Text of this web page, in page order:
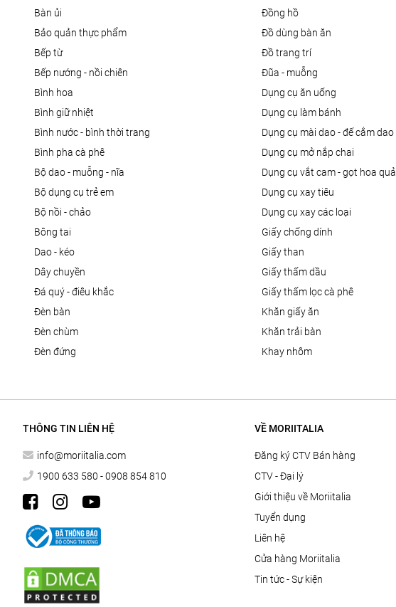
bàn ủi
bảo quản thực phẩm
bếp từ
bếp nướng - nồi chiên
bình hoa
bình giữ nhiệt
bình nước - bình thời trang
bình pha cà phê
bộ dao - muỗng - nĩa
bộ dụng cụ trẻ em
bộ nồi - chảo
bông tai
dao - kéo
dây chuyền
đá quý - điêu khắc
đèn bàn
đèn chùm
đèn đứng
đồng hồ
đồ dùng bàn ăn
đồ trang trí
đũa - muỗng
dụng cụ ăn uống
dụng cụ làm bánh
dụng cụ mài dao - đế cắm dao
dụng cụ mở nắp chai
dụng cụ vắt cam - gọt hoa quả
dụng cụ xay tiêu
dụng cụ xay các loại
giấy chống dính
giấy than
giấy thấm dầu
giấy thấm lọc cà phê
khăn giấy ăn
khăn trải bàn
khay nhôm
THÔNG TIN LIÊN HỆ
info@moriitalia.com
1900 633 580 - 0908 854 810
VỀ MORIITALIA
Đăng ký CTV Bán hàng
CTV - Đại lý
Giới thiệu về Moriitalia
Tuyển dụng
Liên hệ
Cửa hàng Moriitalia
Tin tức - Sự kiện